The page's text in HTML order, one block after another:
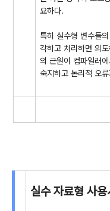
요하다.
특히 실수형 변수들
각하고 처리하면 의
의 근원이 컴파일러
숙지하고 논리적 오
실수 자료형 사